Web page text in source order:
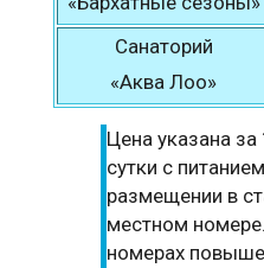
Санаторий
«Аква Лоо»
Цена указана
сутки с
размещении в
местном
номерах